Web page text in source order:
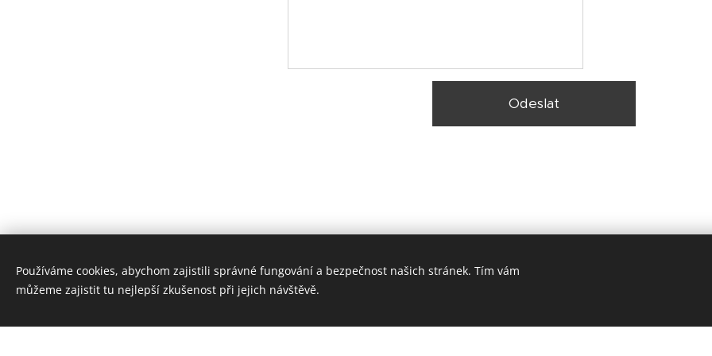
Odeslat
© 2025 Zateplení fasády Praha |
Používáme cookies, abychom zajistili správné fungování a bezpečnost našich stránek. Tím vám
můžeme zajistit tu nejlepší zkušenost při jejich návštěvě.